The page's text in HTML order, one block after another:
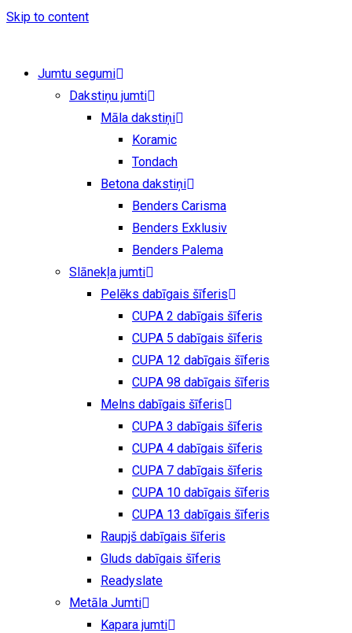
Skip to content
Jumtu segumi
Dakstiņu jumti
Māla dakstiņi
Koramic
Tondach
Betona dakstiņi
Benders Carisma
Benders Exklusiv
Benders Palema
Slānekļa jumti
Pelēks dabīgais šīferis
CUPA 2 dabīgais šīferis
CUPA 5 dabīgais šīferis
CUPA 12 dabīgais šīferis
CUPA 98 dabīgais šīferis
Melns dabīgais šīferis
CUPA 3 dabīgais šīferis
CUPA 4 dabīgais šīferis
CUPA 7 dabīgais šīferis
CUPA 10 dabīgais šīferis
CUPA 13 dabīgais šīferis
Raupjš dabīgais šīferis
Gluds dabīgais šīferis
Readyslate
Metāla Jumti
Kapara jumti